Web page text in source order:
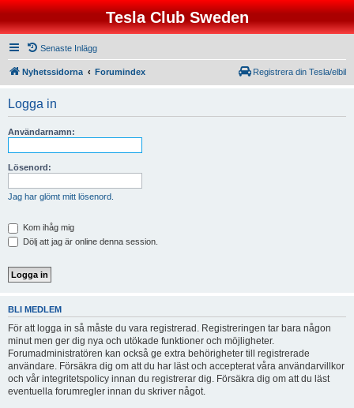
Tesla Club Sweden
Senaste Inlägg
Nyhetssidorna Forumindex Registrera din Tesla/elbil
Logga in
Användarnamn:
Lösenord:
Jag har glömt mitt lösenord.
Kom ihåg mig
Dölj att jag är online denna session.
BLI MEDLEM
För att logga in så måste du vara registrerad. Registreringen tar bara någon
minut men ger dig nya och utökade funktioner och möjligheter.
Forumadministratören kan också ge extra behörigheter till registrerade
användare. Försäkra dig om att du har läst och accepterat våra användarvillkor
och vår integritetspolicy innan du registrerar dig. Försäkra dig om att du läst
eventuella forumregler innan du skriver något.